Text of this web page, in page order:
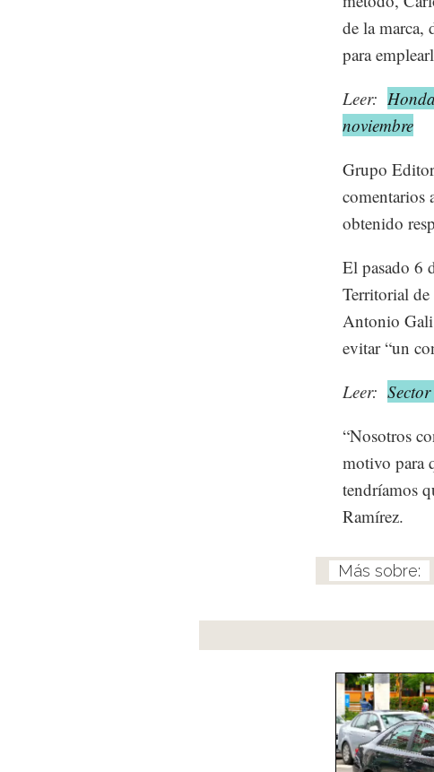
de la marca,
para
Leer:
noviembre
Grupo
comentarios
obtenido
El pasado 6
Territorial de
Antonio Gali
evitar “un
Leer:
“Nosotros
motivo para
tendríamos
Ramírez.